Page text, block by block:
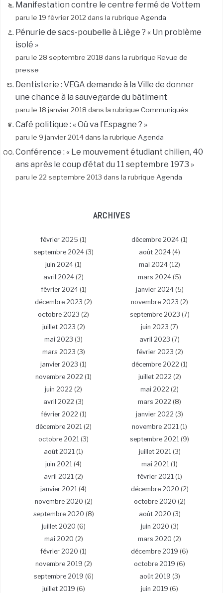
Manifestation contre le centre fermé de Vottem
paru le 19 février 2012 dans la rubrique Agenda
Pénurie de sacs-poubelle à Liège ? « Un problème
isolé »
paru le 28 septembre 2018 dans la rubrique Revue de
presse
Dentisterie : VEGA demande à la Ville de donner
une chance à la sauvegarde du bâtiment
paru le 18 janvier 2018 dans la rubrique Communiqués
Café politique : « Où va l’Espagne ? »
paru le 9 janvier 2014 dans la rubrique Agenda
Conférence : « Le mouvement étudiant chilien, 40
ans après le coup d’état du 11 septembre 1973 »
paru le 22 septembre 2013 dans la rubrique Agenda
ARCHIVES
février 2025 (1) décembre 2024 (1)
septembre 2024(3) août 2024 (4)
juin 2024 (1) mai 2024 (12)
avril 2024 (2) mars 2024 (5)
février 2024(1) janvier 2024(5)
décembre 2023 (2) novembre 2023 (2)
octobre 2023 (2) septembre 2023 (7)
juillet 2023 (2) juin 2023 (7)
mai 2023 (3) avril 2023 (7)
mars 2023 (3) février 2023 (2)
janvier 2023 (1) décembre 2022 (1)
novembre 2022 (1) juillet 2022 (2)
juin 2022 (2) mai 2022 (2)
avril 2022 (3) mars 2022 (8)
février 2022 (1) janvier 2022 (3)
décembre 2021 (2) novembre 2021 (1)
octobre 2021 (3) septembre 2021 (9)
août 2021 (1) juillet 2021 (3)
juin 2021 (4) mai 2021 (1)
avril 2021 (2) février 2021 (1)
janvier 2021 (4) décembre 2020 (2)
novembre 2020 (2) octobre 2020 (2)
septembre 2020 (8) août 2020 (3)
juillet 2020 (6) juin 2020 (3)
mai 2020 (2) mars 2020 (2)
février 2020 (1) décembre 2019 (6)
novembre 2019 (2) octobre 2019 (6)
septembre 2019 (6) août 2019 (3)
juillet 2019 (6) juin 2019 (6)